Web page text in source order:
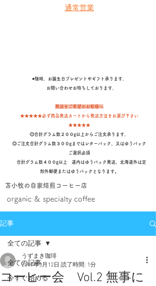
通常営業
◉随時、お誕生日プレゼントやギフト承ります。
​ お問い合わせお待ちしております。
発送をご希望のお客様へ
★★★★★必ず商品発送カートから発送方法をお選び下さい
★★★★★
◎合計グラム数２００g以上からご注文承ります。
◎ご注文合計グラム数３００gまではレターパック、又はゆうパック
ご選択必須
合計グラム数４００g以上 道内はゆうパック発送、北海道外は定
形外郵便またはゆうパックとなります 。
苫小牧の自家焙煎コーヒー店
organic & specialty coffee
記事
全ての記事
今すぐ始める
全ての記事
コーヒー会 Vol.2 無事に
うずまき珈琲
2017年3月12日 読了時間: 1分